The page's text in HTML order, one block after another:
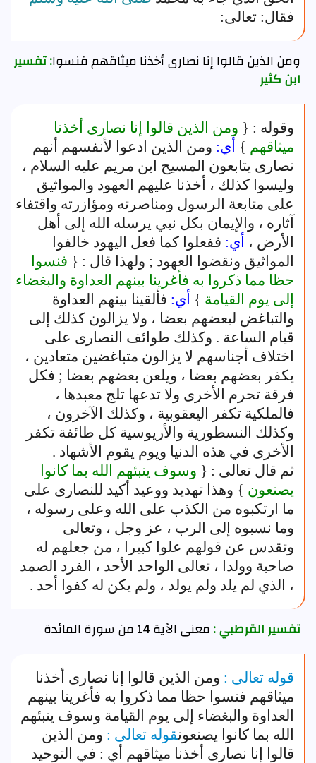
فقال: تعالى:
ومن الذين قالوا إنا نصارى أخذنا ميثاقهم فنسوا: تفسير
ابن كثير
وقوله : { ومن الذين قالوا إنا نصارى أخذنا
ميثاقهم } أي: ومن الذين ادعوا لأنفسهم أنهم
نصارى يتابعون المسيح ابن مريم عليه السلام ،
وليسوا كذلك ، أخذنا عليهم العهود والمواثيق
على متابعة الرسول ومناصرته ومؤازرته واقتفاء
آثاره ، والإيمان بكل نبي يرسله الله إلى أهل
الأرض ، أي: ففعلوا كما فعل اليهود خالفوا
المواثيق ونقضوا العهود ; ولهذا قال : { فنسوا
حظا مما ذكروا به فأغرينا بينهم العداوة والبغضاء
إلى يوم القيامة } أي: فألقينا بينهم العداوة
والتباغض لبعضهم بعضا ، ولا يزالون كذلك إلى
قيام الساعة . وكذلك طوائف النصارى على
اختلاف أجناسهم لا يزالون متباغضين متعادين ،
يكفر بعضهم بعضا ، ويلعن بعضهم بعضا ; فكل
فرقة تحرم الأخرى ولا تدعها تلج معبدها ،
فالملكية تكفر اليعقوبية ، وكذلك الآخرون ،
وكذلك النسطورية والأريوسية كل طائفة تكفر
الأخرى في هذه الدنيا ويوم يقوم الأشهاد .
ثم قال تعالى : { وسوف ينبئهم الله بما كانوا
يصنعون } وهذا تهديد ووعيد أكيد للنصارى على
ما ارتكبوه من الكذب على الله وعلى رسوله ،
وما نسبوه إلى الرب ، عز وجل ، وتعالى
وتقدس عن قولهم علوا كبيرا ، من جعلهم له
صاحبة وولدا ، تعالى الواحد الأحد ، الفرد الصمد
، الذي لم يلد ولم يولد ، ولم يكن له كفوا أحد .
تفسير القرطبي :معنى الآية 14 من سورة المائدة
قوله تعالى : ومن الذين قالوا إنا نصارى أخذنا
ميثاقهم فنسوا حظا مما ذكروا به فأغرينا بينهم
العداوة والبغضاء إلى يوم القيامة وسوف ينبئهم
الله بما كانوا يصنعونقوله تعالى : ومن الذين
قالوا إنا نصارى أخذنا ميثاقهم أي : في التوحيد